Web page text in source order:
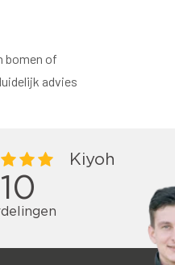
bomen of
advies